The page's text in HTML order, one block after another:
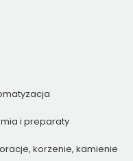
i preparaty
korzenie, kamienie